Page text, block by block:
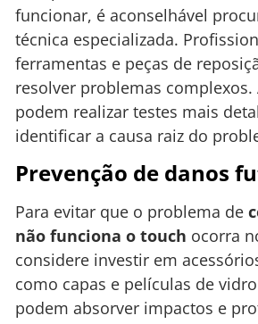
funcionar, é aconselhável
técnica especializada.
ferramentas e peças de
resolver problemas complexos.
podem realizar testes mais
identificar a causa raiz do
Prevenção de danos
Para evitar que o problema de
não funciona o touch ocorra
considere investir em
como capas e películas de
podem absorver impactos e